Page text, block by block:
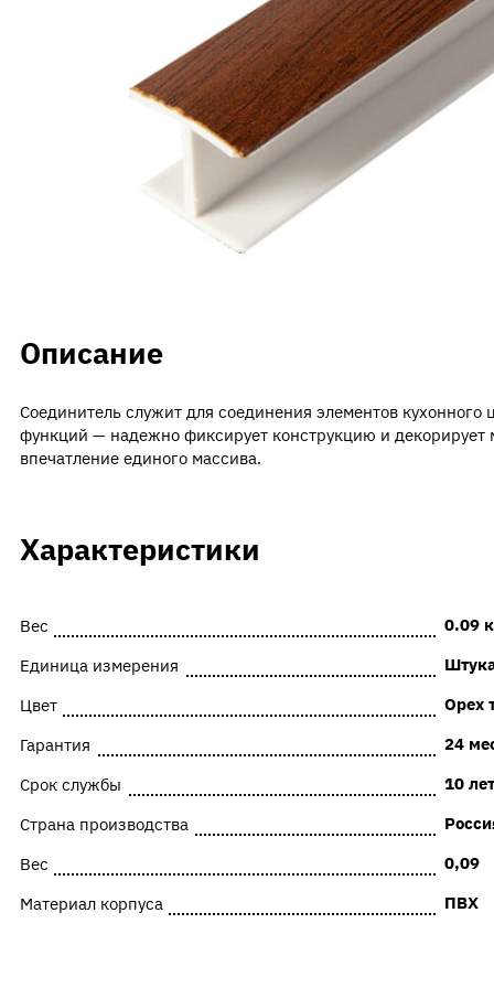
Вакансии
Напишите нам
Описание
Соединитель служит для соединения элементов кухонного
функций — надежно фиксирует конструкцию и декорирует
впечатление единого массива.
Характеристики
Вес
0.09
Единица измерения
Цвет
Орех
Гарантия
24
Срок службы
10 лет
Страна производства
Вес
0,09
Материал корпуса
ПВХ